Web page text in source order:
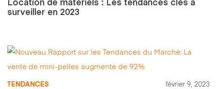
surveiller en 2023
TENDANCES février 9, 2023